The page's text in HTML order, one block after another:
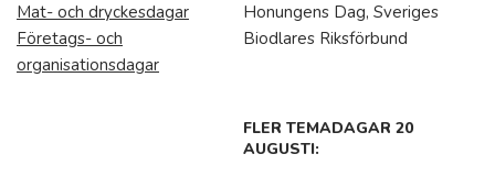
Mat- och dryckesdagar
Företags- och
organisationsdagar
Honungens Dag, Sveriges
Biodlares Riksförbund
FLER TEMADAGAR 20
AUGUSTI: